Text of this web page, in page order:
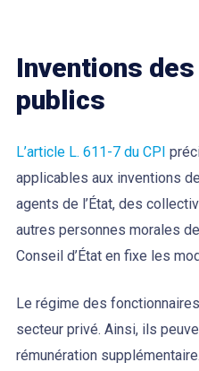
Inventions
publics
L’article L. 611-7 du CPI
applicables aux inventions
agents de l’État, des
autres personnes morales
Conseil d’État en fixe les
Le régime des
secteur privé. Ainsi, ils
rémunération supplémentaire.